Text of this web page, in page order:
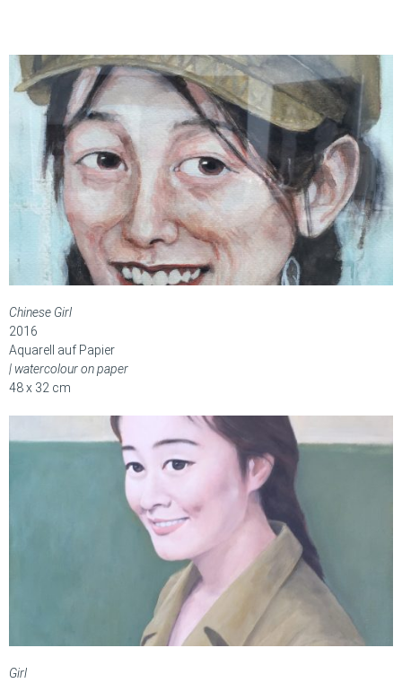
Chinese Girl
2016
Aquarell auf Papier
| watercolour on paper
48 x 32 cm
Girl